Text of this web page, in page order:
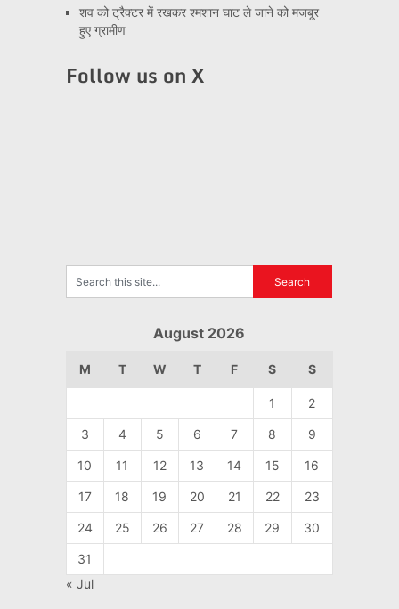
शव को ट्रैक्टर में रखकर श्मशान घाट ले जाने को मजबूर
हुए ग्रामीण
Follow us on X
August 2026
M T W T F S S
1 2
3 4 5 6 7 8 9
10 11 12 13 14 15 16
17 18 19 20 21 22 23
24 25 26 27 28 29 30
31
« Jul